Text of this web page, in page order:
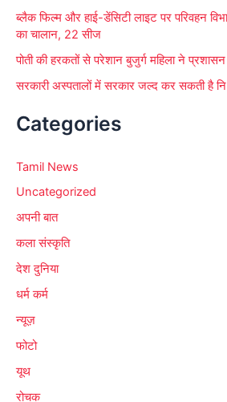
ब्लैक फिल्म और हाई-डेंसिटी लाइट पर परिवहन
का चालान, 22 सीज
पोती की हरकतों से परेशान बुजुर्ग महिला ने प्रशासन
सरकारी अस्पतालों में सरकार जल्द कर सकती है
Categories
Tamil News
Uncategorized
अपनी बात
कला संस्कृति
देश दुनिया
धर्म कर्म
न्यूज़
फोटो
यूथ
रोचक